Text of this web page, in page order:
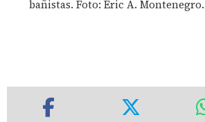
bañistas. Foto: Eric A. Montenegro.